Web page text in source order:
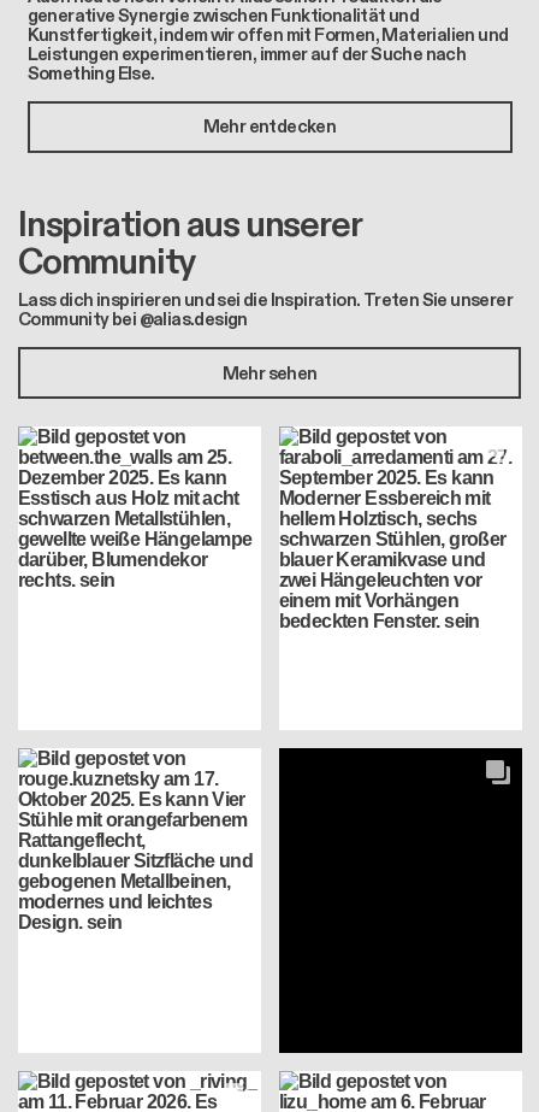
generative Synergie zwischen Funktionalität und
Kunstfertigkeit, indem wir offen mit Formen, Materialien und
Leistungen experimentieren, immer auf der Suche nach
Something Else.
Mehr entdecken
Inspiration aus unserer
Community
Lass dich inspirieren und sei die Inspiration. Treten Sie unserer
Community bei @alias.design
Mehr sehen